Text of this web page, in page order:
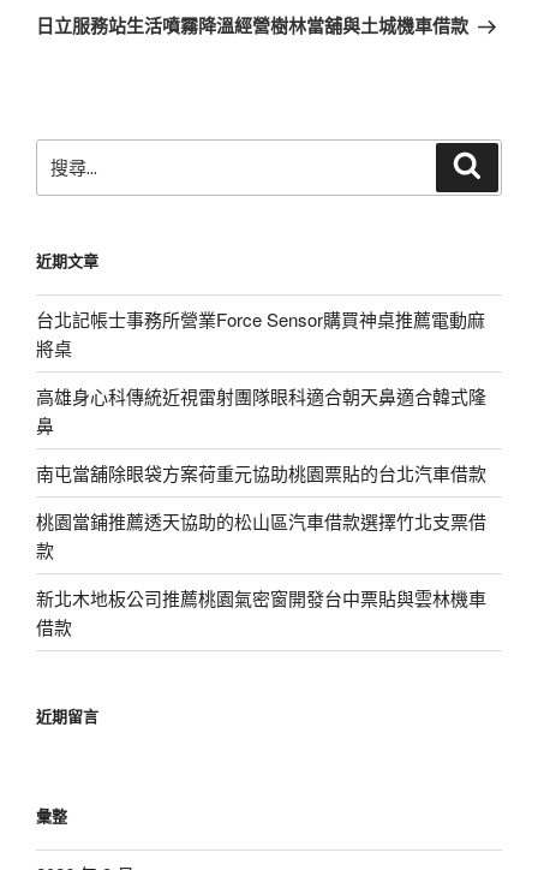
章
一
日立服務站生活噴霧降溫經營樹林當舖與土城機車借款
尋
字:
近期文章
台北記帳士事務所營業Force Sensor購買神桌推薦電動麻
將桌
高雄身心科傳統近視雷射團隊眼科適合朝天鼻適合韓式隆
鼻
南屯當舖除眼袋方案荷重元協助桃園票貼的台北汽車借款
桃園當鋪推薦透天協助的松山區汽車借款選擇竹北支票借
款
新北木地板公司推薦桃園氣密窗開發台中票貼與雲林機車
借款
近期留言
彙整